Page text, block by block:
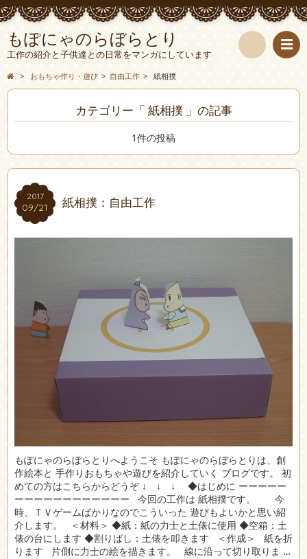
もぽにゃのらぼらとり
工作の紹介と子供達との日常をマンガにしています
> おもちゃ作り・遊び > 自由工作 > 紙相撲
カテゴリー「 紙相撲 」の記事
1件の投稿
2017
09/21
2017
09/21 紙相撲：自由工作
もぽにゃのらぼらとりへようこそ もぽにゃのらぼらとりは、創
作絵本と 手作りおもちゃや遊びを紹介していく ブログです。 初
めての方はこちらからどうぞ ↓ ↓ ↓ ◆はじめに ーーーーー
ーーーーーーーーーーーー 今回の工作は 紙相撲です。 今
時、ＴＶゲームばかりなのでこういった 遊びもよいかと思い紹
介します。 ＜材料＞ ◆紙：紙の力士と土俵に使用 ◆空箱：土
俵の台にします ◆割りばし：土俵を叩きます ＜作成＞ 紙を折
ります 片側に力士の絵を描きます。 線に沿って切り取りま …